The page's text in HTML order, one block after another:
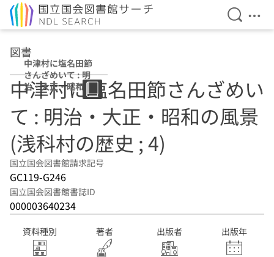
検索を
メ
図書
中津村に塩名田節
さんざめいて : 明
治・大正・昭和の
風景 (浅科村の歴
史 ; 4)
中津村に塩名田節さんざめい
て : 明治・大正・昭和の風景
(浅科村の歴史 ; 4)
国立国会図書館請求記号
GC119-G246
国立国会図書館書誌ID
000003640234
資料種別 著者 出版者 出版年